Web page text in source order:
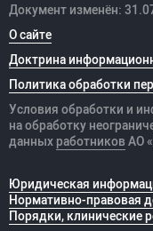
Документ изменён:
О сайте
Доктрина
Политика обработки
Условия обработки и
на обработку
данных работников АО
Юридическая
Нормативно-правовая
Порядки, клинические